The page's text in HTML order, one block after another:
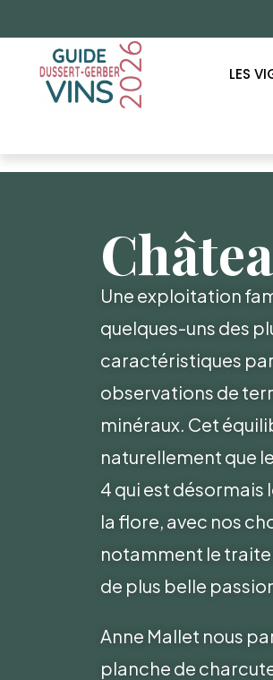
LES
Une exploitation
quelques-uns des
caractéristiques
observations de
minéraux. Cet
naturellement que
4 qui est désormais
la flore, avec nos
notamment le
de plus belle
Anne Mallet nous
planche de